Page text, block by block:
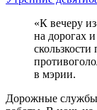
«К вечеру
на дорогах
в мэрии.
Дорожные